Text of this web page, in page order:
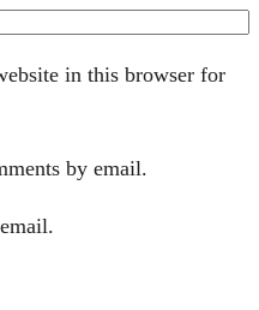
in this browser for
by email.